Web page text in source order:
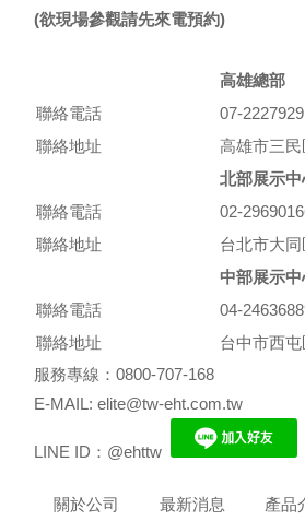
(欲現場參觀請先來電預約)
高雄總部
聯絡電話
07-2227929
聯絡地址
高雄市三
北部展示中
聯絡電話
02-
聯絡地址
台北市大
中部展示中
聯絡電話
04-
聯絡地址
台中市西
服務專線：0800-707-168
E-MAIL: elite@tw-eht.com.tw
LINE ID：@ehttw
關於公司 最新消息 產品